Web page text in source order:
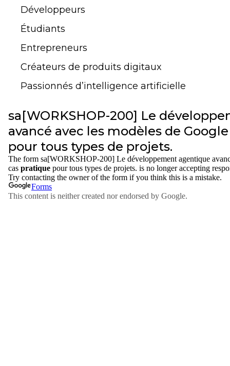
Développeurs
Étudiants
Entrepreneurs
Créateurs de produits digitaux
Passionnés d’intelligence artificielle